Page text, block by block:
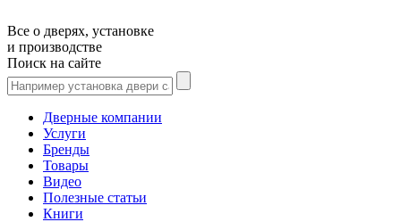
Все о дверях, установке
и производстве
Поиск на сайте
Дверные компании
Услуги
Бренды
Товары
Видео
Полезные статьи
Книги